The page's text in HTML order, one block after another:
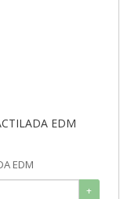
EDM
EDM
+